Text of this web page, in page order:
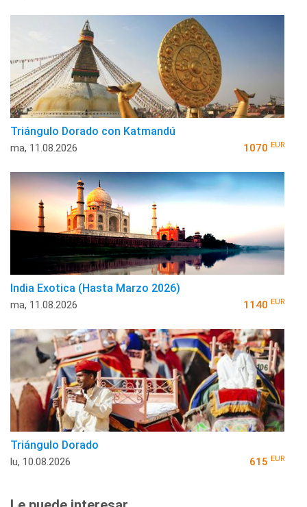
Triángulo Dorado con Katmandú
ma, 11.08.2026 1070 EUR
India Exotica (Hasta Marzo 2026)
ma, 11.08.2026 1140 EUR
Triángulo Dorado
lu, 10.08.2026 615 EUR